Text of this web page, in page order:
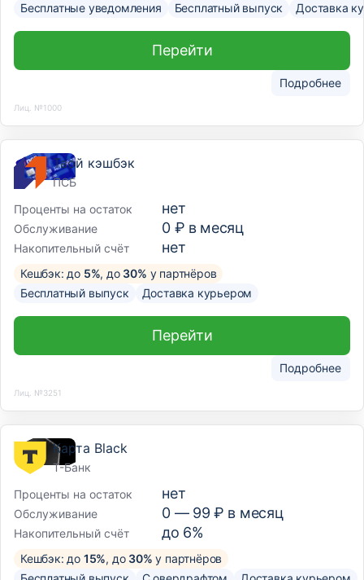
Бесплатные уведомления
Бесплатный выпуск Доставка
Подробнее
Перейти
Лиц. №1000
Твой кэшбэк
ПСБ
Проценты на остаток
нет
Обслуживание 0 ₽ в месяц
Накопительный счёт нет
Кешбэк: до 5%, до 30% у партнёров
Бесплатный выпуск
Доставка курьером
Подробнее
Перейти
Лиц. №3251
Карта Black
Т-Банк
Проценты на остаток
нет
Обслуживание 0 — 99₽ в месяц
Накопительный счёт до 6%
Кешбэк: до 15%, до 30% у партнёров